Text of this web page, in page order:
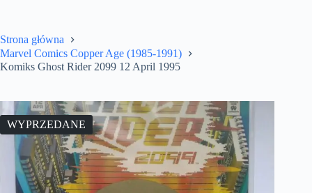
Strona główna
Marvel Comics Copper Age (1985-1991)
Komiks Ghost Rider 2099 12 April 1995
WYPRZEDANE